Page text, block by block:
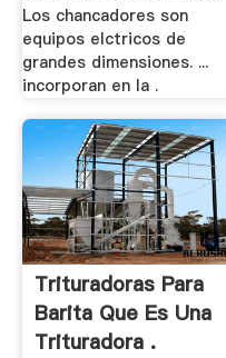
Los chancadores son
equipos elctricos de
grandes dimensiones. ...
incorporan en la .
Trituradoras Para
Barita Que Es Una
Trituradora .